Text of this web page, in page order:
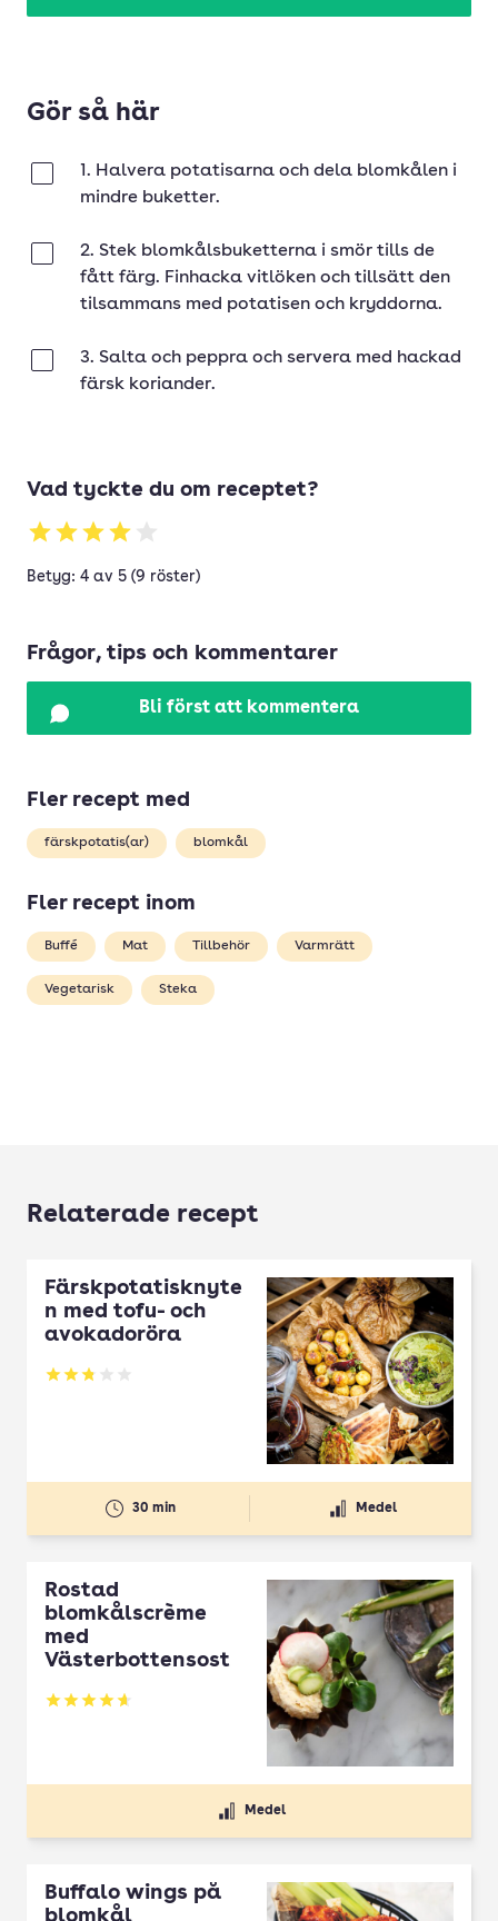
Gör så här
1. Halvera potatisarna och dela blomkålen i
mindre buketter.
2. Stek blomkålsbuketterna i smör tills de
fått färg. Finhacka vitlöken och tillsätt den
tilsammans med potatisen och kryddorna.
3. Salta och peppra och servera med hackad
färsk koriander.
Vad tyckte du om receptet?
Betyg: 4 av 5 (9 röster)
Frågor, tips och kommentarer
Bli först att kommentera
Fler recept med
färskpotatis(ar) blomkål
Fler recept inom
Buffé Mat Tillbehör Varmrätt
Vegetarisk Steka
Relaterade recept
Färskpotatisknyte
n med tofu- och
avokadoröra
Betyg: 2.83 av 5
30 min Medel
Rostad
blomkålscrème
med
Västerbottensost
Betyg: 4.67 av 5
Medel
Buffalo wings på